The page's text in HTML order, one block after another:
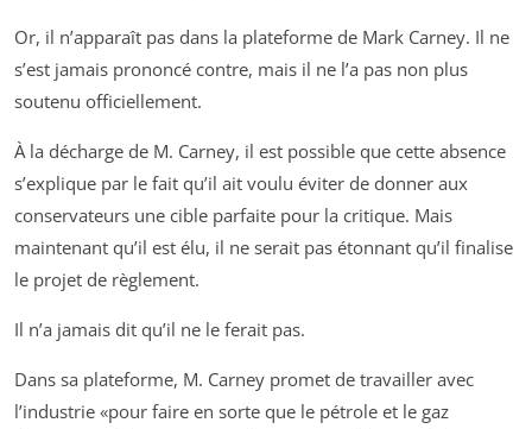
Or, il n’apparaît pas dans la plateforme de Mark Carney. Il ne
s’est jamais prononcé contre, mais il ne l’a pas non plus
soutenu officiellement.
À la décharge de M. Carney, il est possible que cette absence
s’explique par le fait qu’il ait voulu éviter de donner aux
conservateurs une cible parfaite pour la critique. Mais
maintenant qu’il est élu, il ne serait pas étonnant qu’il finalise
le projet de règlement.
Il n’a jamais dit qu’il ne le ferait pas.
Dans sa plateforme, M. Carney promet de travailler avec
l’industrie pour faire en sorte que le pétrole et le gaz